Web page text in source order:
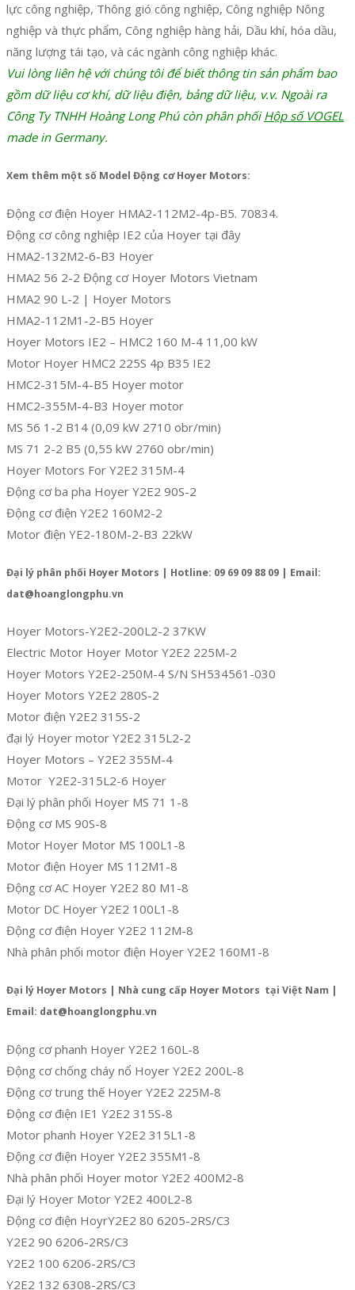
lực công nghiệp, Thông gió công nghiệp, Công nghiệp Nông
nghiệp và thực phẩm, Công nghiệp hàng hải, Dầu khí, hóa dầu,
năng lượng tái tạo, và các ngành công nghiệp khác.
Vui lòng liên hệ với chúng tôi để biết thông tin sản phẩm bao
gồm dữ liệu cơ khí, dữ liệu điện, bảng dữ liệu, v.v. Ngoài ra
Công Ty TNHH Hoàng Long Phú còn phân phốiHộp số VOGEL
made in Germany.
Xem thêm một số Model Động cơ Hoyer Motors:
Động cơ điện Hoyer HMA2-112M2-4p-B5. 70834.
Động cơ công nghiệp IE2 của Hoyer tại đây
HMA2-132M2-6-B3 Hoyer
HMA2 56 2-2 Động cơ Hoyer Motors Vietnam
HMA2 90 L-2 | Hoyer Motors
HMA2-112M1-2-B5 Hoyer
Hoyer Motors IE2 – HMC2 160 M-4 11,00 kW
Motor Hoyer HMC2 225S 4p B35 IE2
HMC2-315M-4-B5 Hoyer motor
HMC2-355M-4-B3 Hoyer motor
MS 56 1-2 B14 (0,09 kW 2710 obr/min)
MS 71 2-2 B5 (0,55 kW 2760 obr/min)
Hoyer Motors For Y2E2 315M-4
Động cơ ba pha Hoyer Y2E2 90S-2
Động cơ điện Y2E2 160M2-2
Motor điện YE2-180M-2-B3 22kW
Đại lý phân phối Hoyer Motors | Hotline: 09 69 09 88 09 | Email:
dat@hoanglongphu.vn
Hoyer Motors-Y2E2-200L2-2 37KW
Electric Motor Hoyer Motor Y2E2 225M-2
Hoyer Motors Y2E2-250M-4 S/N SH534561-030
Hoyer Motors Y2E2 280S-2
Motor điện Y2E2 315S-2
đại lý Hoyer motor Y2E2 315L2-2
Hoyer Motors – Y2E2 355M-4
Мотоr Y2E2-315L2-6 Hoyer
Đại lý phân phối Hoyer MS 71 1-8
Động cơ MS 90S-8
Motor Hoyer Motor MS 100L1-8
Motor điện Hoyer MS 112M1-8
Động cơ AC Hoyer Y2E2 80 M1-8
Motor DC Hoyer Y2E2 100L1-8
Động cơ điện Hoyer Y2E2 112M-8
Nhà phân phối motor điện Hoyer Y2E2 160M1-8
Đại lý Hoyer Motors | Nhà cung cấp Hoyer Motors tại Việt Nam |
Email: dat@hoanglongphu.vn
Động cơ phanh Hoyer Y2E2 160L-8
Động cơ chống cháy nổ Hoyer Y2E2 200L-8
Động cơ trung thế Hoyer Y2E2 225M-8
Động cơ điện IE1 Y2E2 315S-8
Motor phanh Hoyer Y2E2 315L1-8
Động cơ điện Hoyer Y2E2 355M1-8
Nhà phân phối Hoyer motor Y2E2 400M2-8
Đại lý Hoyer Motor Y2E2 400L2-8
Động cơ điện HoyrY2E2 80 6205-2RS/C3
Y2E2 90 6206-2RS/C3
Y2E2 100 6206-2RS/C3
Y2E2 132 6308-2RS/C3